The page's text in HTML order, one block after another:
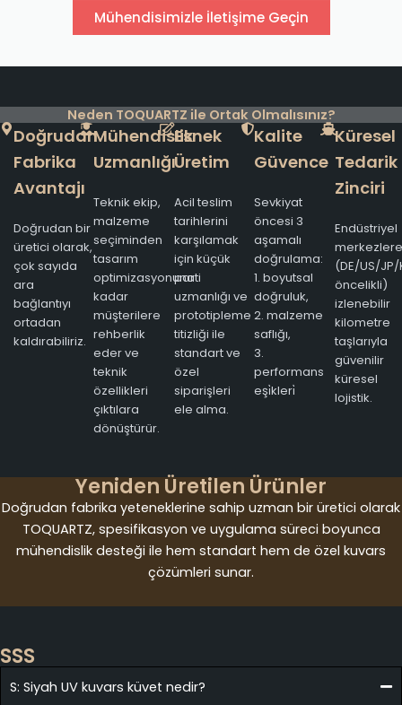
Mühendisimizle İletişime Geçin
Neden TOQUARTZ ile Ortak Olmalısınız?
Doğrudan
Fabrika
Avantajı
Doğrudan bir
üretici olarak,
çok sayıda
ara
bağlantıyı
ortadan
kaldırabiliriz.
Mühendislik
Uzmanlığı
Teknik ekip,
malzeme
seçiminden
tasarım
optimizasyonuna
kadar
müşterilere
rehberlik
eder ve
teknik
özellikleri
çıktılara
dönüştürür.
Esnek
Üretim
Acil teslim
tarihlerini
karşılamak
için küçük
parti
uzmanlığı ve
prototipleme
titizliği ile
standart ve
özel
siparişleri
ele alma.
Kalite
Güvence
Sevkiyat
öncesi 3
aşamalı
doğrulama:
1. boyutsal
doğruluk,
2. malzeme
saflığı,
3.
performans
eşi̇kleri̇
Küresel
Tedarik
Zinciri
Endüstriyel
merkezlere
(DE/US/JP/
öncelikli)
izlenebilir
kilometre
taşlarıyla
güvenilir
küresel
lojistik.
Yeniden Üretilen Ürünler
Doğrudan fabrika yeteneklerine sahip uzman bir üretici olarak
TOQUARTZ, spesifikasyon ve uygulama süreci boyunca
mühendislik desteği ile hem standart hem de özel kuvars
çözümleri sunar.
SSS
S: Siyah UV kuvars küvet nedir?